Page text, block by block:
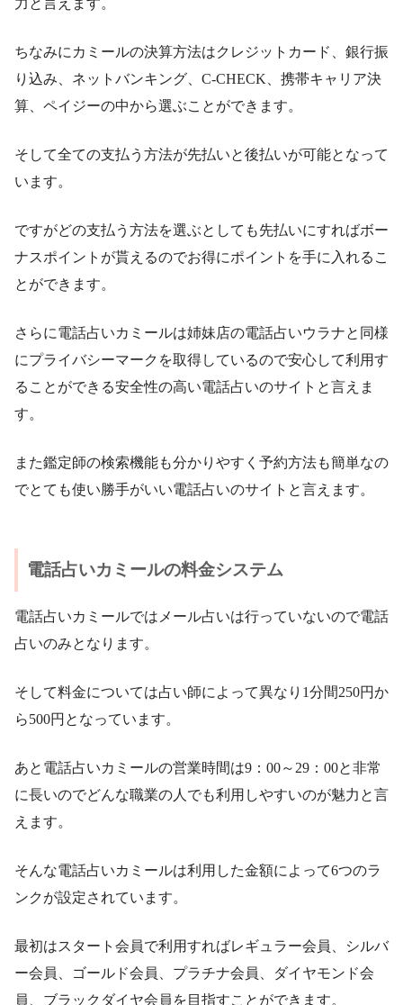
力と言えます。
ちなみにカミールの決算方法はクレジットカード、銀行振
り込み、ネットバンキング、C-CHECK、携帯キャリア決
算、ペイジーの中から選ぶことができます。
そして全ての支払う方法が先払いと後払いが可能となって
います。
ですがどの支払う方法を選ぶとしても先払いにすればボー
ナスポイントが貰えるのでお得にポイントを手に入れるこ
とができます。
さらに電話占いカミールは姉妹店の電話占いウラナと同様
にプライバシーマークを取得しているので安心して利用す
ることができる安全性の高い電話占いのサイトと言えま
す。
また鑑定師の検索機能も分かりやすく予約方法も簡単なの
でとても使い勝手がいい電話占いのサイトと言えます。
電話占いカミールの料金システム
電話占いカミールではメール占いは行っていないので電話
占いのみとなります。
そして料金については占い師によって異なり1分間250円か
ら500円となっています。
あと電話占いカミールの営業時間は9：00～29：00と非常
に長いのでどんな職業の人でも利用しやすいのが魅力と言
えます。
そんな電話占いカミールは利用した金額によって6つのラ
ンクが設定されています。
最初はスタート会員で利用すればレギュラー会員、シルバ
ー会員、ゴールド会員、プラチナ会員、ダイヤモンド会
員、ブラックダイヤ会員を目指すことができます。